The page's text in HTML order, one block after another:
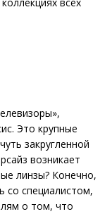
Это крупные
закругленной
возникает
линзы? Конечно,
со специалистом,
о том, что